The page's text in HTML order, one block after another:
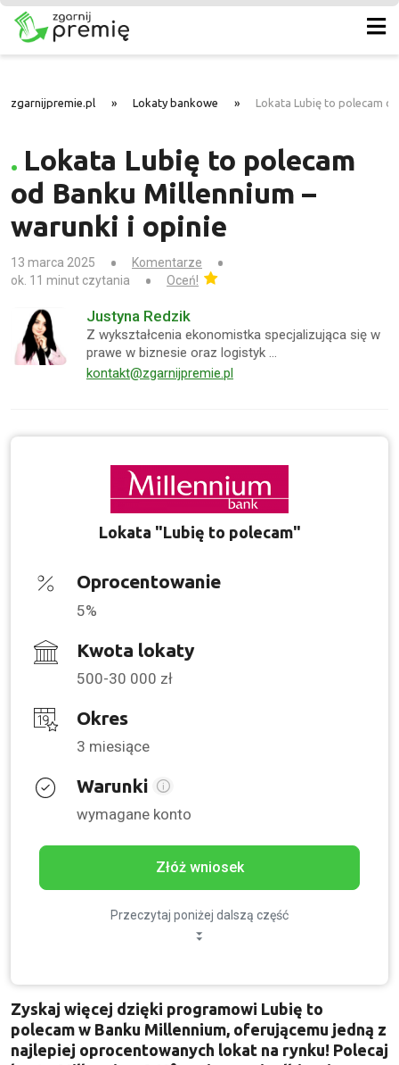
zgarnijpremie.pl » Lokaty bankowe » Lokata Lubię to polecam
Lokata Lubię to polecam
od Banku Millennium –
warunki i opinie
13 marca 2025
Komentarze
ok. 11 minut czytania
Oceń!
Justyna Redzik
Z wykształcenia ekonomistka specjalizująca się w
prawe w biznesie oraz logistyk …
kontakt@zgarnijpremie.pl
Lokata "Lubię to polecam"
Oprocentowanie
5%
Kwota lokaty
500-30 000 zł
Okres
3 miesiące
Warunki
wymagane konto
Złóż wniosek
Przeczytaj poniżej dalszą część
Zyskaj więcej dzięki programowi Lubię to
polecam w Banku Millennium, oferującemu jedną z
najlepiej oprocentowanych lokat na rynku! Polecaj